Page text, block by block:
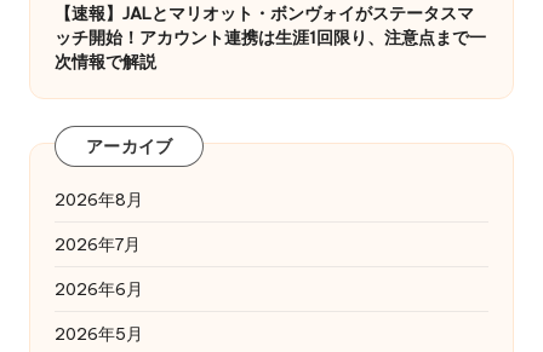
【速報】JALとマリオット・ボンヴォイがステータスマ
ッチ開始！アカウント連携は生涯1回限り、注意点まで一
次情報で解説
アーカイブ
2026年8月
2026年7月
2026年6月
2026年5月